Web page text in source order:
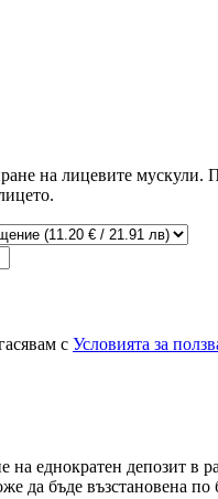
на лицевите мускули.
с Условията за
еднократен депозит
да бъде възстановена по